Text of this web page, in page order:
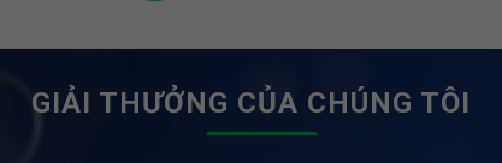
GIẢI THƯỞNG CỦA CHÚNG TÔI